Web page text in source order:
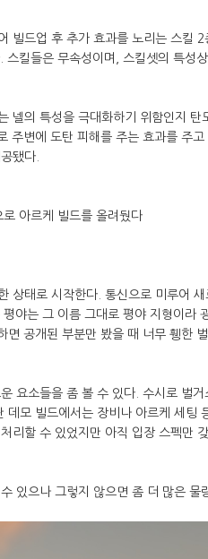
빌드업 후 추가 효과를 노리는 스킬
킬들은 무속성이며, 스킬셋의 특성
넬의 특성을 극대화하기 위함인지 탄
주변에 도탄 피해를 주는 효과를 주
됐다.
아르케 빌드를 올려뒀다
상태로 시작한다. 통신으로 미루어
야는 그 이름 그대로 평야 지형이라
공개된 부분만 봤을 때 너무 휑한
요소들을 좀 볼 수 있다. 수시로 벌
모 빌드에서는 장비나 아르케 세팅
리할 수 있었지만 아직 입장 스펙만
있으나 그렇지 않으면 좀 더 많은 물